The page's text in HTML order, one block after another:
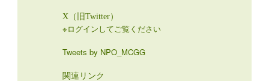
X（旧Twitter）
※ログインしてご覧ください
Tweets by NPO_MCGG
関連リンク